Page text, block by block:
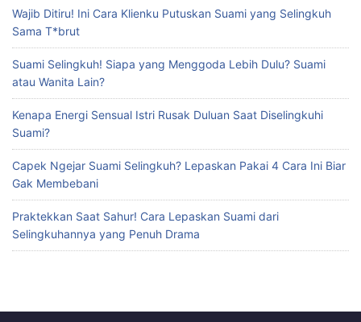
Wajib Ditiru! Ini Cara Klienku Putuskan Suami yang Selingkuh
Sama T*brut
Suami Selingkuh! Siapa yang Menggoda Lebih Dulu? Suami
atau Wanita Lain?
Kenapa Energi Sensual Istri Rusak Duluan Saat Diselingkuhi
Suami?
Capek Ngejar Suami Selingkuh? Lepaskan Pakai 4 Cara Ini Biar
Gak Membebani
Praktekkan Saat Sahur! Cara Lepaskan Suami dari
Selingkuhannya yang Penuh Drama